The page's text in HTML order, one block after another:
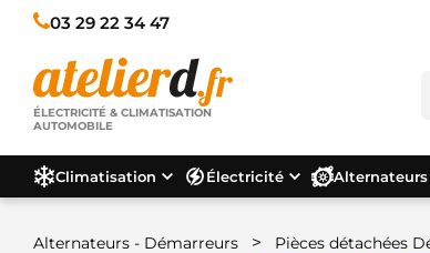
03 29 22 34 47
ÉLECTRICITÉ & CLIMATISATION
AUTOMOBILE
Climatisation Électricité Alternateurs
Alternateurs - Démarreurs > Pièces détachées